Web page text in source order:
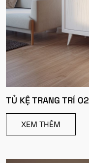
TỦ KỆ TRANG TRÍ 02
XEM THÊM